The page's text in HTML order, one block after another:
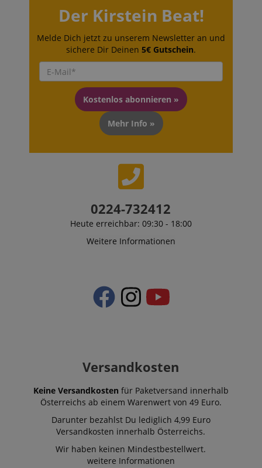
Der Kirstein Beat!
Melde Dich jetzt zu unserem Newsletter an und
sichere Dir Deinen 5€ Gutschein.
Kostenlos abonnieren »
Mehr Info »
0224-732412
Heute erreichbar: 09:30 - 18:00
Weitere Informationen
Versandkosten
Keine Versandkosten für Paketversand innerhalb
Österreichs ab einem Warenwert von 49 Euro.
Darunter bezahlst Du lediglich 4,99 Euro
Versandkosten innerhalb Österreichs.
Wir haben keinen Mindestbestellwert.
weitere Informationen